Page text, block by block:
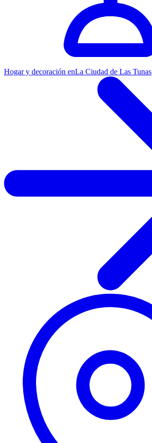
Hogar y decoración enLa Ciudad de Las Tunas